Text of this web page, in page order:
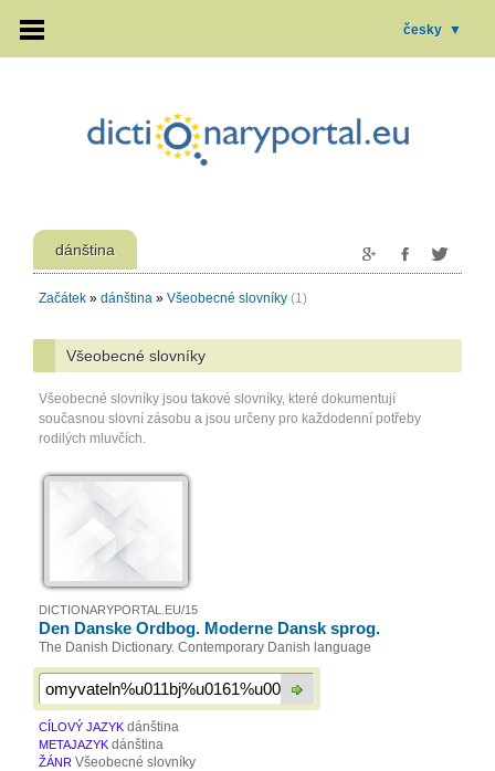
česky ▼
dánština
Začátek » dánština » Všeobecné slovníky (1)
Všeobecné slovníky
Všeobecné slovníky jsou takové slovníky, které dokumentují
současnou slovní zásobu a jsou určeny pro každodenní potřeby
rodilých mluvčích.
DICTIONARYPORTAL.EU/15
Den Danske Ordbog. Moderne Dansk sprog.
The Danish Dictionary. Contemporary Danish language
CÍLOVÝ JAZYK dánština
METAJAZYK dánština
ŽÁNR Všeobecné slovníky